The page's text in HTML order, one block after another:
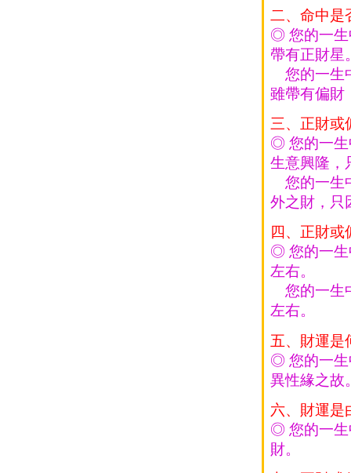
二、命中是
◎ 您的一生
帶有正財星
您的一生
雖帶有偏財
三、正財或
◎ 您的一生
生意興隆，
您的一生
外之財，只
四、正財或
◎ 您的一生
左右。
您的一生
左右。
五、財運是
◎ 您的一生
異性緣之故
六、財運是
◎ 您的一生
財。